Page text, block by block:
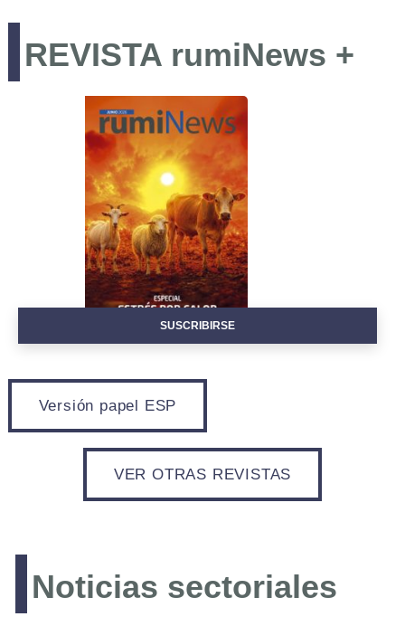
EVENTOS
REVISTA rumiNews +
SUSCRIBIRSE
Versión papel ESP
VER OTRAS REVISTAS
Noticias sectoriales